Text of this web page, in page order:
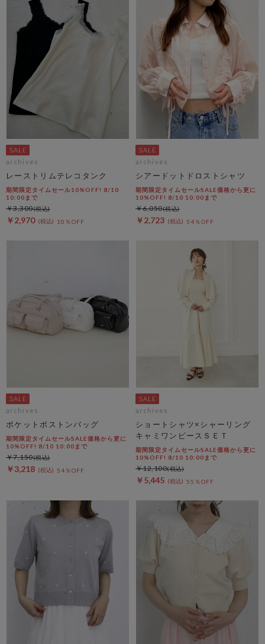
archives
レーストリムテレコタンク
期間限定タイムセール10%OFF! 8/10
10:00まで
￥2,970 10％OFF
￥3,300
archives
シアードットドロストシャツ
期間限定タイムセールSALE価格から更に
10%OFF! 8/10 10:00まで
￥2,723 54％OFF
￥6,050
archives
ポケットボストンバッグ
期間限定タイムセールSALE価格から更に
10%OFF! 8/10 10:00まで
￥3,218 54％OFF
￥7,150
archives
ショートシャツ×シャーリング
キャミワンピースＳＥＴ
期間限定タイムセールSALE価格から更に
10%OFF! 8/10 10:00まで
￥5,445 55％OFF
￥12,100